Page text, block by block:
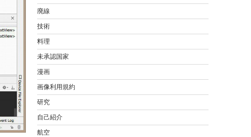
廃線
技術
料理
未承認国家
漫画
画像利用規約
研究
自己紹介
航空